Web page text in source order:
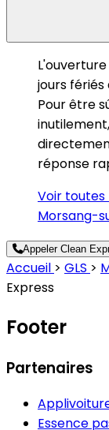
jours
Pour être
réponse
Voir toutes
Morsang-
Appeler Clean
Accueil > GLS >
Express
Footer
Partenaires
Essence